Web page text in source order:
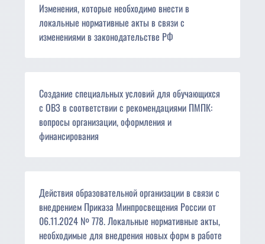
Изменения, которые необходимо внести в
локальные нормативные акты в связи с
изменениями в законодательстве РФ
Создание специальных условий для обучающихся
с ОВЗ в соответствии с рекомендациями ПМПК:
вопросы организации, оформления и
финансирования
Действия образовательной организации в связи с
внедрением Приказа Минпросвещения России от
06.11.2024 № 778. Локальные нормативные акты,
необходимые для внедрения новых форм в работе